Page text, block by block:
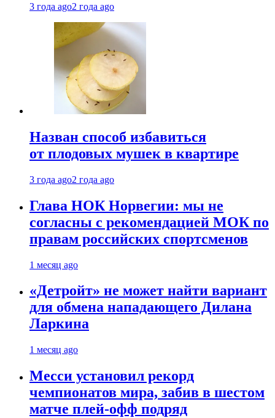
3 года ago2 года ago
Назван способ избавиться
от плодовых мушек в квартире
3 года ago2 года ago
Глава НОК Норвегии: мы не
согласны с рекомендацией МОК по
правам российских спортсменов
1 месяц ago
«Детройт» не может найти вариант
для обмена нападающего Дилана
Ларкина
1 месяц ago
Месси установил рекорд
чемпионатов мира, забив в шестом
матче плей‑офф подряд